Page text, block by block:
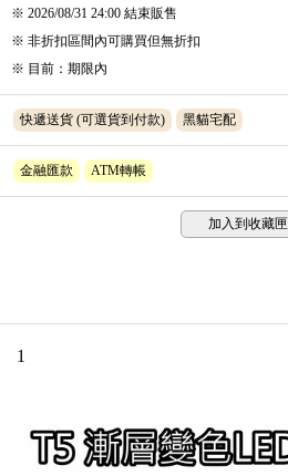
※ 2026/08/31 24:00 結束販售
※ 非折扣區間內可購買但無折扣
※ 目前 ： 期限內
快遞送貨 (可選貨到付款) 黑貓宅配
金融匯款 ATM轉帳
加入到收藏匣
1